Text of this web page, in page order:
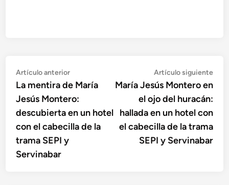
Navegación
de
entradas
Artículo anteriorArtículo
anterior:
La mentira de María
Jesús Montero:
descubierta en un hotel
con el cabecilla de la
trama SEPI y
Servinabar
Artículo siguiente
María Jesús Montero en
el ojo del huracán:
hallada en un hotel con
el cabecilla de la trama
SEPI y Servinabar